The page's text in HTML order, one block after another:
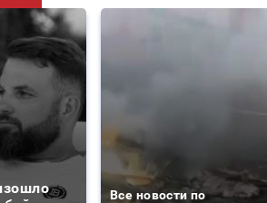
Все новости по